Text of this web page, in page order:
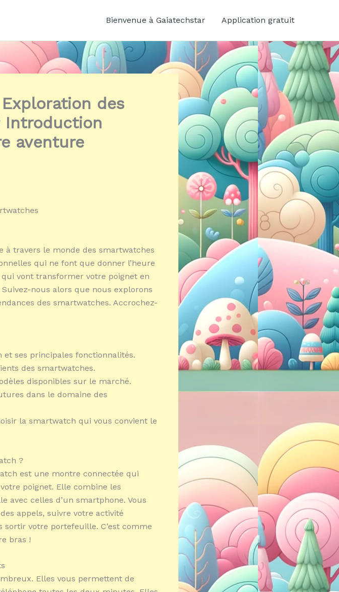
Bienvenue à Gaiatechstar Application gratuit
des
Introduction
aventure
à travers le monde des smartwatches
qui ne font que donner l’heure
vont transformer votre poignet en
nous alors que nous explorons
des smartwatches. Accrochez-
et ses principales fonctionnalités.
des smartwatches.
disponibles sur le marché.
dans le domaine des
la smartwatch qui vous convient le
?
est une montre connectée qui
poignet. Elle combine les
avec celles d’un smartphone. Vous
appels, suivre votre activité
sortir votre portefeuille. C’est comme
bras !
Elles vous permettent de